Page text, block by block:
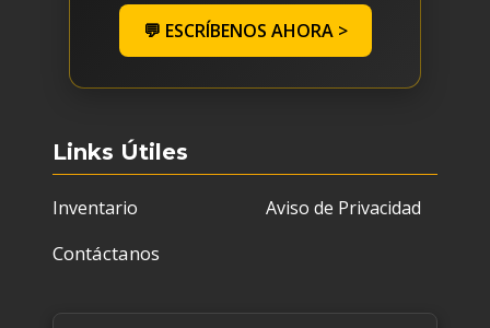
💬 ESCRÍBENOS AHORA >
Links Útiles
Inventario
Contáctanos
Aviso de Privacidad